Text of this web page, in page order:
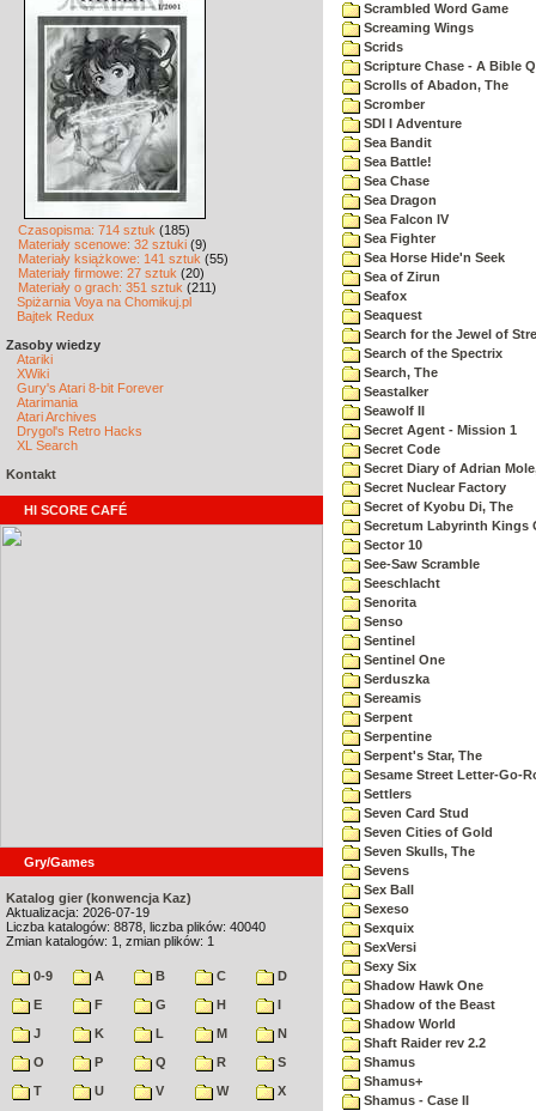
Czasopisma: 714 sztuk (185)
Materiały scenowe: 32 sztuki (9)
Materiały książkowe: 141 sztuk (55)
Materiały firmowe: 27 sztuk (20)
Materiały o grach: 351 sztuk (211)
Spiżarnia Voya na Chomikuj.pl
Bajtek Redux
Zasoby wiedzy
Atariki
XWiki
Gury's Atari 8-bit Forever
Atarimania
Atari Archives
Drygol's Retro Hacks
XL Search
Kontakt
HI SCORE CAFÉ
Gry/Games
Katalog gier (konwencja Kaz)
Aktualizacja: 2026-07-19
Liczba katalogów: 8878, liczba plików: 40040
Zmian katalogów: 1, zmian plików: 1
0-9 A B C
D
E
F G H
I
J
K L M
N
O
P Q R
S
T
U V W
X
Scrambled Word Game
Screaming Wings
Scrids
Scripture Chase - A Bible
Scrolls of Abadon, The
Scromber
SDI I Adventure
Sea Bandit
Sea Battle!
Sea Chase
Sea Dragon
Sea Falcon IV
Sea Fighter
Sea Horse Hide'n Seek
Sea of Zirun
Seafox
Seaquest
Search for the Jewel of
Search of the Spectrix
Search, The
Seastalker
Seawolf II
Secret Agent - Mission 1
Secret Code
Secret Diary of Adrian
Secret Nuclear Factory
Secret of Kyobu Di, The
Secretum Labyrinth Kings
Sector 10
See-Saw Scramble
Seeschlacht
Senorita
Senso
Sentinel
Sentinel One
Serduszka
Sereamis
Serpent
Serpentine
Serpent's Star, The
Sesame Street Letter-Go-
Settlers
Seven Card Stud
Seven Cities of Gold
Seven Skulls, The
Sevens
Sex Ball
Sexeso
Sexquix
SexVersi
Sexy Six
Shadow Hawk One
Shadow of the Beast
Shadow World
Shaft Raider rev 2.2
Shamus
Shamus+
Shamus - Case II